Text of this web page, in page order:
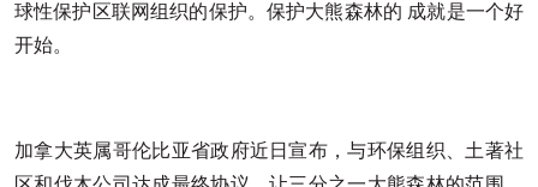
球性保护区联网组织的保护。保护大熊森林的 成就是一个好
开始。
加拿大英属哥伦比亚省政府近日宣布，与环保组织、土著社